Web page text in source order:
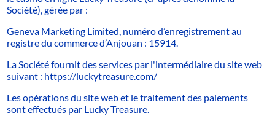
CONDITIONS GÉNÉRALES
POLITIQUE DE CONFIDENTIALITÉ
Société), gérée par :
Geneva Marketing Limited, numéro d’enregistrement au
registre du commerce d’Anjouan : 15914.
La Société fournit des services par l'intermédiaire du site web
suivant : https://luckytreasure.com/
Les opérations du site web et le traitement des paiements
sont effectués par Lucky Treasure.